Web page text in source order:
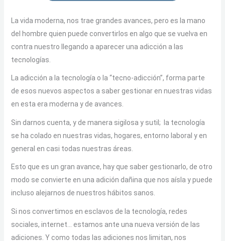
La vida moderna, nos trae grandes avances, pero es la mano
del hombre quien puede convertirlos en algo que se vuelva en
contra nuestro llegando a aparecer una adicción a las
tecnologías.
La adicción a la tecnología o la “tecno-adicción”, forma parte
de esos nuevos aspectos a saber gestionar en nuestras vidas
en esta era moderna y de avances.
Sin darnos cuenta, y de manera sigilosa y sutil; la tecnología
se ha colado en nuestras vidas, hogares, entorno laboral y en
general en casi todas nuestras áreas.
Esto que es un gran avance, hay que saber gestionarlo, de otro
modo se convierte en una adición dañina que nos aísla y puede
incluso alejarnos de nuestros hábitos sanos.
Si nos convertimos en esclavos de la tecnología, redes
sociales, internet… estamos ante una nueva versión de las
adiciones. Y como todas las adiciones nos limitan, nos